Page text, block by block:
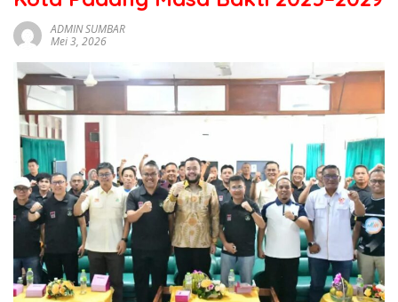
sumbar
tv
live
ADMIN SUMBAR
Mei 3, 2026